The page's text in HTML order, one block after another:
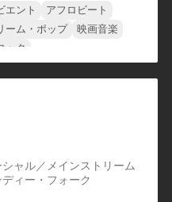
エント
アフロビート
ーム・ポップ
映画音楽
ック
シャル／メインストリーム
ディー・フォーク